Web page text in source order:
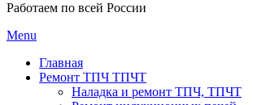
Работаем по всей России
Menu
Главная
Ремонт ТПЧ ТПЧТ
Наладка и ремонт ТПЧ, ТПЧТ